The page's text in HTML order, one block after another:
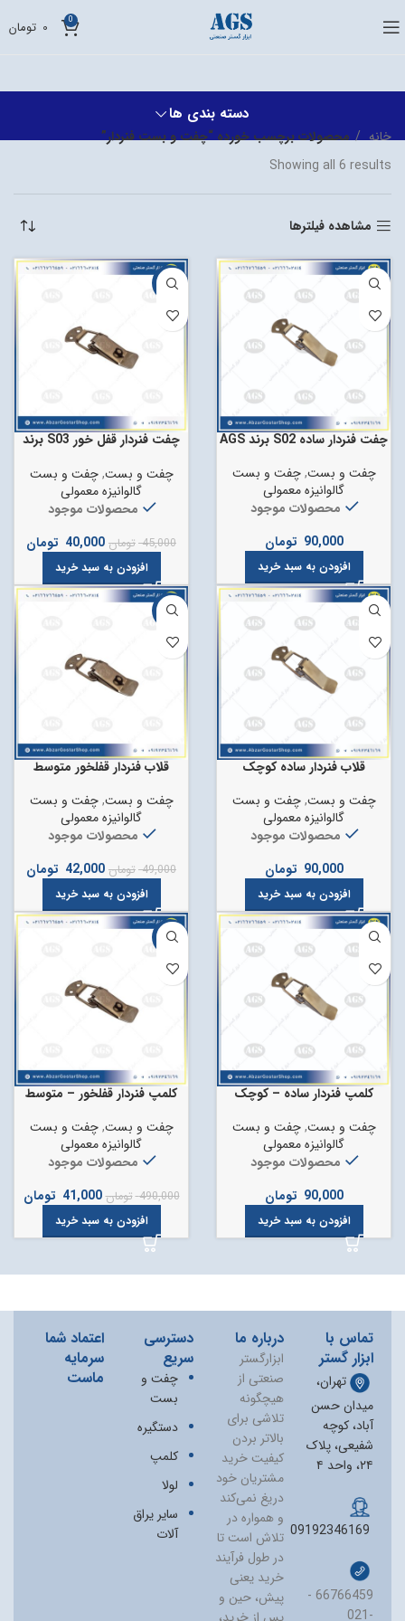
0
0 تومان
دسته بندی ها
خانه
محصولات برچسب خورده “چفت و بست فنردار”
Showing all 6 results
مشاهده فیلترها
چفت فنردار ساده S02 برند AGS
چفت و بست,چفت و بست
گالوانیزه معمولی
محصولات موجود
90,000 تومان
افزودن به سبد خرید
-11%
چفت فنردار قفل خور S03 برند
چفت و بست,چفت و بست
گالوانیزه معمولی
محصولات موجود
45,000 تومان 40,000 تومان
افزودن به سبد خرید
قلاب فنردار ساده کوچک
چفت و بست,چفت و بست
گالوانیزه معمولی
محصولات موجود
90,000 تومان
افزودن به سبد خرید
-14%
قلاب فنردار قفلخور متوسط
چفت و بست,چفت و بست
گالوانیزه معمولی
محصولات موجود
49,000 تومان 42,000 تومان
افزودن به سبد خرید
کلمپ فنردار ساده – کوچک
چفت و بست,چفت و بست
گالوانیزه معمولی
محصولات موجود
90,000 تومان
افزودن به سبد خرید
-92%
کلمپ فنردار قفلخور – متوسط
چفت و بست,چفت و بست
گالوانیزه معمولی
محصولات موجود
490,000 تومان 41,000 تومان
افزودن به سبد خرید
تماس با
ابزار گستر
تهران،
میدان حسن
آباد، کوچه
شفیعی، پلاک
۲۴، واحد ۴
09192346169
66766459 -
021-
درباره ما
ابزارگستر
صنعتی از
هیچگونه
تلاشی برای
بالاتر بردن
کیفیت خرید
مشتریان خود
دریغ نمی‏‌کند
و همواره در
تلاش است تا
در طول فرآیند
خرید یعنی
پیش، حین و
دسترسی
سریع
چفت و
بست
دستگیره
کلمپ
لولا
سایر یراق
آلات
اعتماد شما
سرمایه
ماست